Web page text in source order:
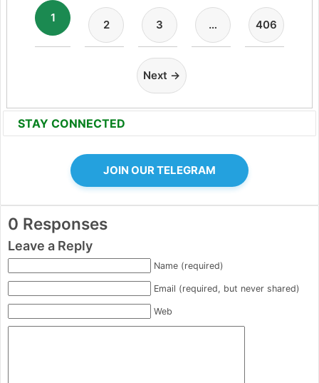
1
2 3 … 406
Next →
STAY CONNECTED
JOIN OUR TELEGRAM
0 Responses
Leave a Reply
Name (required)
Email (required, but never shared)
Web